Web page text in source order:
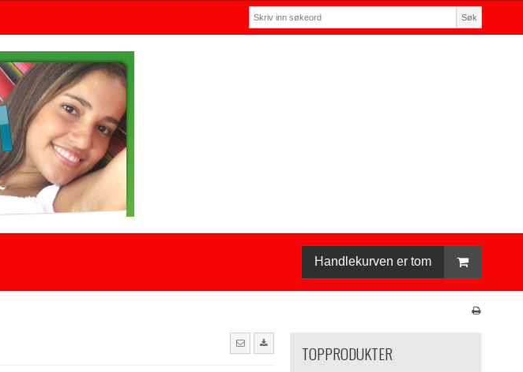
Søk
Handlekurven er tom
TOPPRODUKTER